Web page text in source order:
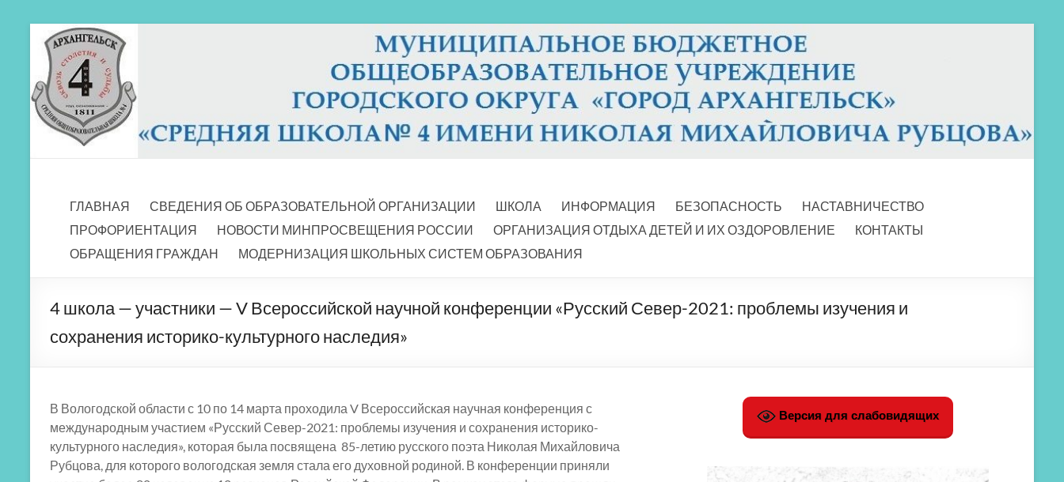
Перейти
содержимому
МБОУ СШ 4
ГЛАВНАЯ
СВЕДЕНИЯ ОБ ОБРАЗОВАТЕЛЬНОЙ ОРГАНИЗАЦИИ ШКОЛА ИНФОРМАЦИЯ БЕЗОПАСНОСТЬ
НАСТАВНИЧЕСТВО
ПРОФОРИЕНТАЦИЯ
НОВОСТИ МИНПРОСВЕЩЕНИЯ РОССИИ ОРГАНИЗАЦИЯ ОТДЫХА ДЕТЕЙ И ИХ ОЗДОРОВЛЕНИЕ
КОНТАКТЫ
ОБРАЩЕНИЯ ГРАЖДАН
МОДЕРНИЗАЦИЯ ШКОЛЬНЫХ СИСТЕМ ОБРАЗОВАНИЯ
4 школа — участники — V Всероссийской научной конференции «Русский Север-2021: проблемы изучения и
сохранения историко-культурного наследия»
В Вологодской области с 10 по 14 марта проходила V Всероссийская научная конференция с
международным участием «Русский Север-2021: проблемы изучения и сохранения историко-
культурного наследия», которая была посвящена 85-летию русского поэта Николая Михайловича
Рубцова, для которого вологодская земля стала его духовной родиной. В конференции приняли
Версия для слабовидящих